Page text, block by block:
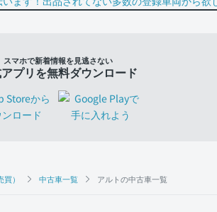
） 中古車一覧 アルトの中古車一覧
スマホで新着情報を見逃さない
プリを無料ダウンロード